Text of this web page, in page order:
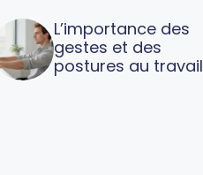
L’importance des
gestes et des
postures au travail